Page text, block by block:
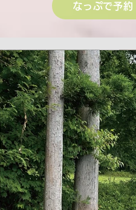
なっぷで予約
した！
年4月6日 読了時間: 1分
です！
す^ ^